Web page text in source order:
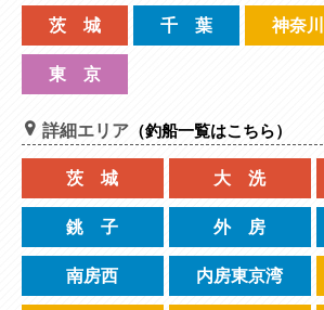
茨 城
千 葉 神奈川
東 京
詳細エリア （釣船一覧はこちら）
茨 城 大 洗
銚 子 外 房
南房西 内房東京湾